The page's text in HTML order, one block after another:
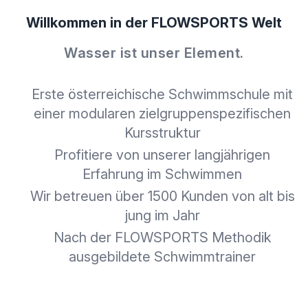
Willkommen in der FLOWSPORTS Welt
Wasser ist unser Element.
Erste österreichische Schwimmschule mit
einer modularen zielgruppenspezifischen
Kursstruktur
Profitiere von unserer langjährigen
Erfahrung im Schwimmen
Wir betreuen über 1500 Kunden von alt bis
jung im Jahr
Nach der FLOWSPORTS Methodik
ausgebildete Schwimmtrainer